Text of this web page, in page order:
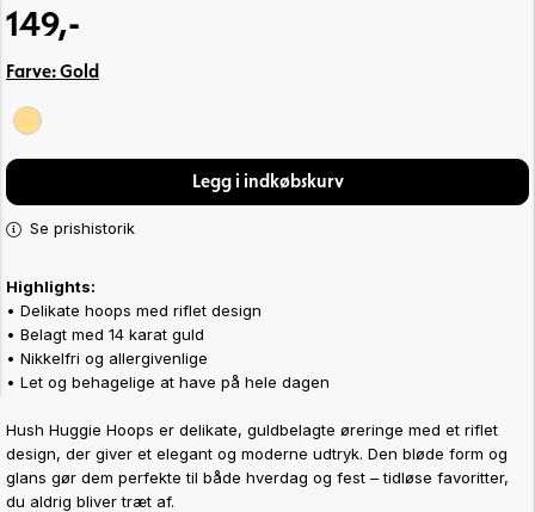
149,-
Farve:Gold
Legg i indkøbskurv
Se prishistorik
Highlights:
• Delikate hoops med riflet design
• Belagt med 14 karat guld
• Nikkelfri og allergivenlige
• Let og behagelige at have på hele dagen
Hush Huggie Hoops er delikate, guldbelagte øreringe med et riflet
design, der giver et elegant og moderne udtryk. Den bløde form og
glans gør dem perfekte til både hverdag og fest – tidløse favoritter,
du aldrig bliver træt af.